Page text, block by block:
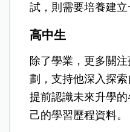
試，則需要培養建立
高中生
除了學業，更多關
劃，支持他深入探
提前認識未來升學
己的學習歷程資料。